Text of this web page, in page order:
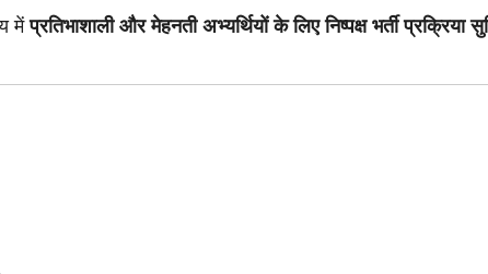
मेंप्रतिभाशाली और मेहनती अभ्यर्थियों के लिए निष्पक्ष भर्ती प्रक्रिया